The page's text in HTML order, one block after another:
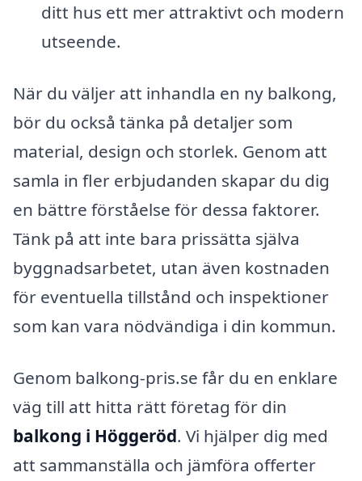
ditt hus ett mer attraktivt och modern
utseende.
När du väljer att inhandla en ny balkong,
bör du också tänka på detaljer som
material, design och storlek. Genom att
samla in fler erbjudanden skapar du dig
en bättre förståelse för dessa faktorer.
Tänk på att inte bara prissätta själva
byggnadsarbetet, utan även kostnaden
för eventuella tillstånd och inspektioner
som kan vara nödvändiga i din kommun.
Genom balkong-pris.se får du en enklare
väg till att hitta rätt företag för din
balkong i Höggeröd. Vi hjälper dig med
att sammanställa och jämföra offerter